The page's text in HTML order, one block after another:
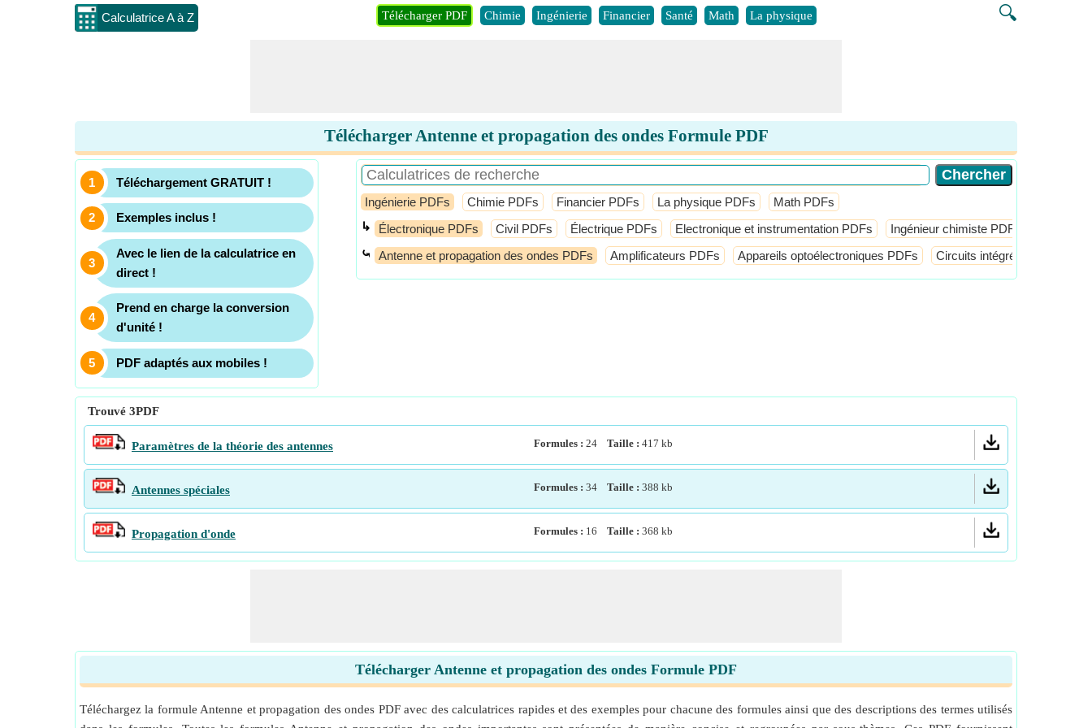
Calculatrice A à Z 🔍
Télécharger PDF Chimie Ingénierie Financier Santé Math La physique
Télécharger Antenne et propagation des ondes Formule PDF
Téléchargement GRATUIT !
Exemples inclus !
Avec le lien de la calculatrice en
direct !
Prend en charge la conversion
d'unité !
PDF adaptés aux mobiles !
Ingénierie PDFs Chimie PDFs Financier PDFs La physique PDFs Math PDFs
↳ Électronique PDFs Civil PDFs Électrique PDFs Electronique et instrumentation PDFs Ingénieur chimiste PDFs
⤿ Antenne et propagation des ondes PDFs Amplificateurs PDFs Appareils optoélectroniques PDFs Circuits intégrés (CI) PDFs
Trouvé 3PDF
Paramètres de la théorie des antennes Formules : 24 Taille : 417 kb
Antennes spéciales Formules : 34 Taille : 388 kb
Propagation d'onde Formules : 16 Taille : 368 kb
Télécharger Antenne et propagation des ondes Formule PDF
Téléchargez la formule Antenne et propagation des ondes PDF avec des calculatrices rapides et des exemples pour chacune des formules ainsi que des descriptions des termes utilisés